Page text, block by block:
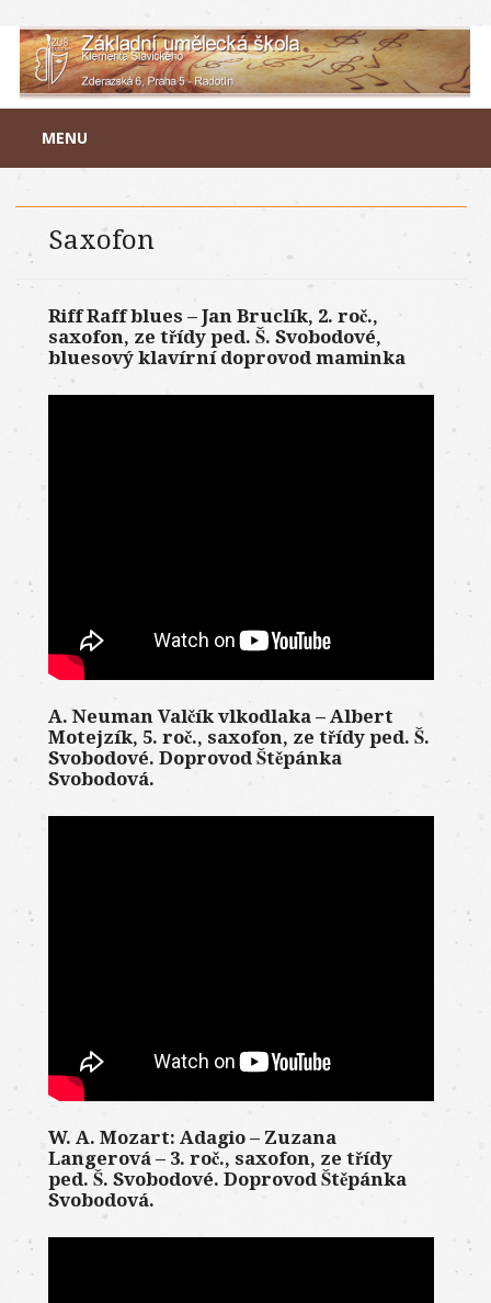
Main menu
MENU
Saxofon
Riff Raff blues – Jan Bruclík, 2. roč.,
saxofon, ze třídy ped. Š. Svobodové,
bluesový klavírní doprovod maminka
A. Neuman Valčík vlkodlaka – Albert
Motejzík, 5. roč., saxofon, ze třídy ped. Š.
Svobodové. Doprovod Štěpánka
Svobodová.
W. A. Mozart: Adagio – Zuzana
Langerová – 3. roč., saxofon, ze třídy
ped. Š. Svobodové. Doprovod Štěpánka
Svobodová.